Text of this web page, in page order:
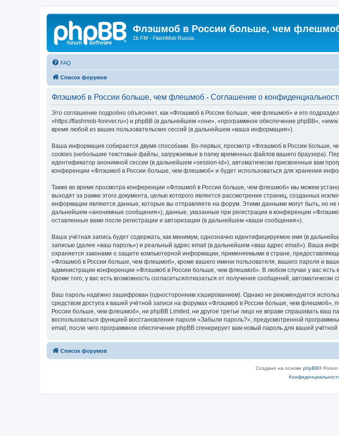
Флэшмоб в России больше, чем
1b FM - FlashMob Russia
FAQ
Список форумов
Флэшмоб в России больше, чем флешмоб - Соглашение о
Это соглашение подробно объясняет, как «Флэшмоб в России больше, чем флешмоб» и его
«https://flashmob-forever.ru») и phpBB (в дальнейшем «они», «программное обеспечение phpBB»,
время любой из ваших пользовательских сессий (в дальнейшем «ваша информация»).
Ваша информация собирается двумя способами. Во-первых, просмотр «Флэшмоб в России больше,
cookies (небольшие текстовые файлы, загружаемые в папку временных файлов вашего браузера).
идентификатор анонимной сессии (в дальнейшем «session-id»), автоматически присвоенные вам
конференции «Флэшмоб в России больше, чем флешмоб» и будет использоваться для хранения
Также во время просмотра конференции «Флэшмоб в России больше, чем флешмоб» мы можем
выходят за рамки этого документа, целью которого является рассмотрение страниц, созданных
информации являются данные, которые вы отправляете на форум. Этими данными могут быть, но
дальнейшем «анонимные сообщения»), данные, указанные при регистрации в конференции
оставленные вами после регистрации и авторизации (в дальнейшем «ваши сообщения»).
Ваша учётная запись будет содержать, как минимум, однозначно идентифицируемое имя (в
записью (далее «ваш пароль») и реальный адрес email (в дальнейшем «ваш адрес email»). Ваша
охраняется законами о защите компьютерной информации, применяемыми в стране,
«Флэшмоб в России больше, чем флешмоб», кроме вашего имени пользователя, вашего пароля и
администрации конференции «Флэшмоб в России больше, чем флешмоб». В любом случае у вас есть
Кроме того, у вас есть возможность согласиться/отказаться от получения сообщений,
Ваш пароль надёжно зашифрован (односторонним хэшированием). Однако не рекомендуется
средством доступа к вашей учётной записи на форумах «Флэшмоб в России больше, чем флешмоб»,
России больше, чем флешмоб», ни phpBB Limited, ни другое третье лицо не вправе спрашивать ваш
воспользоваться функцией восстановления пароля «Забыли пароль?», предусмотренной
email, после чего программное обеспечение phpBB сгенерирует вам новый пароль для вашей учётной
Список форумов
Создано на основе phpBB® Forum